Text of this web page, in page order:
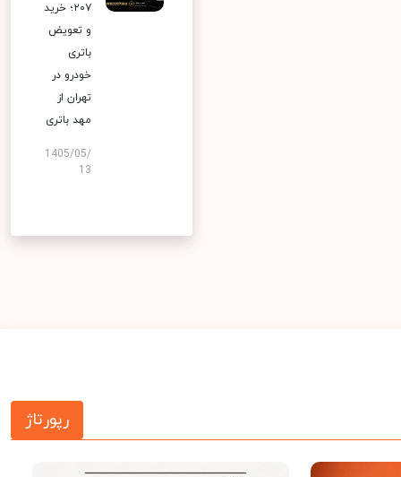
۲۰۷؛ خرید
و تعویض
باتری
خودرو در
تهران از
مهد باتری
1405/05/
13
رپورتاژ